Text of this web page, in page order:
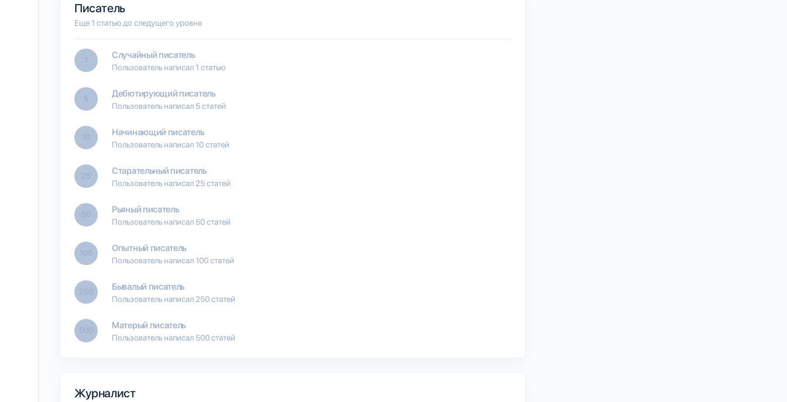
Писатель
Еще 1 статью до следущего уровня
1 Случайный писатель
Пользователь написал 1 статью
5 Дебютирующий писатель
Пользователь написал 5 статей
10 Начинающий писатель
Пользователь написал 10 статей
25 Старательный писатель
Пользователь написал 25 статей
50 Рьяный писатель
Пользователь написал 50 статей
100 Опытный писатель
Пользователь написал 100 статей
250 Бывалый писатель
Пользователь написал 250 статей
500 Матерый писатель
Пользователь написал 500 статей
Журналист